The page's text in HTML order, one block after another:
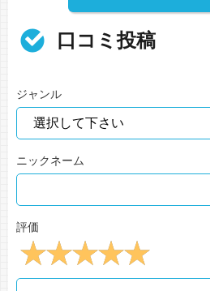
口コミ投稿
ジャンル
ニックネーム
評価